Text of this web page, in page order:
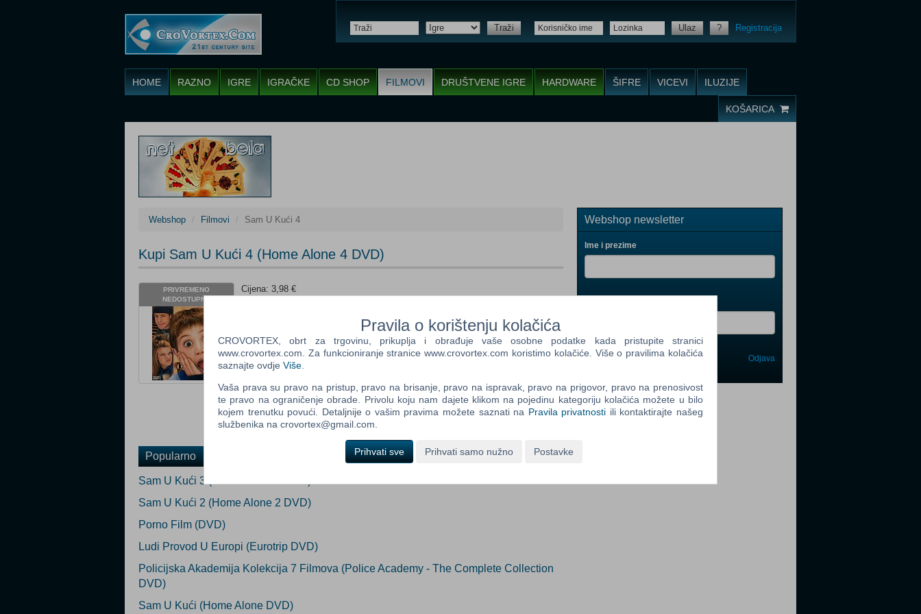
Traži Ulaz ? Registracija
HOME RAZNO IGRE IGRAČKE CD SHOP FILMOVI DRUŠTVENE IGRE HARDWARE ŠIFRE VICEVI ILUZIJE
KOŠARICA
Webshop Filmovi Sam U Kući 4
Kupi Sam U Kući 4 (Home Alone 4 DVD)
PRIVREMENO
NEDOSTUPNO
Cijena: 3,98 €
Status: Privremeno nedostupno
Ocijeni
Obavijesti me kada proizvod postane dostupan:
Email: Prijavi me
Popularno
Sam U Kući 3 (Home Alone 3 DVD)
Sam U Kući 2 (Home Alone 2 DVD)
Porno Film (DVD)
Ludi Provod U Europi (Eurotrip DVD)
Policijska Akademija Kolekcija 7 Filmova (Police Academy - The Complete Collection
DVD)
Sam U Kući (Home Alone DVD)
Webshop newsletter
Ime i prezime
Control
Newsletter
Odjava
Pravila o korištenju kolačića
CROVORTEX, obrt za trgovinu, prikuplja i obrađuje vaše osobne podatke kada pristupite stranici
www.crovortex.com. Za funkcioniranje stranice www.crovortex.com koristimo kolačiće. Više o pravilima kolačića
saznajte ovdje Više
Vaša prava su pravo na pristup, pravo na brisanje, pravo na ispravak, pravo na prigovor, pravo na prenosivost
te pravo na ograničenje obrade. Privolu koju nam dajete klikom na pojedinu kategoriju kolačića možete u bilo
kojem trenutku povući. Detaljnije o vašim pravima možete saznati na Pravila privatnosti ili kontaktirajte našeg
službenika na crovortex@gmail.com.
Prihvati sve Prihvati samo nužno Postavke